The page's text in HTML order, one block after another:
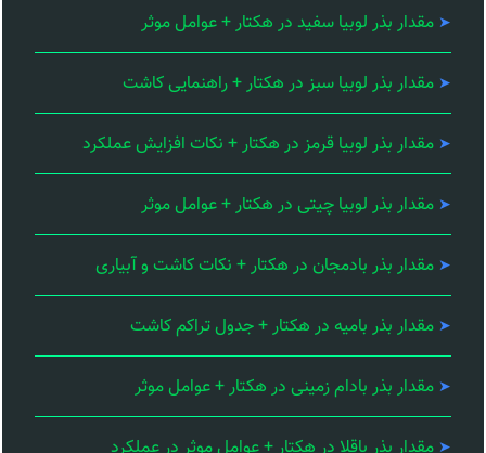
مقدار بذر لوبیا سفید در هکتار + عوامل موثر
مقدار بذر لوبیا سبز در هکتار + راهنمایی کاشت
مقدار بذر لوبیا قرمز در هکتار + نکات افزایش عملکرد
مقدار بذر لوبیا چیتی در هکتار + عوامل موثر
مقدار بذر بادمجان در هکتار + نکات کاشت و آبیاری
مقدار بذر بامیه در هکتار + جدول تراکم کاشت
مقدار بذر بادام زمینی در هکتار + عوامل موثر